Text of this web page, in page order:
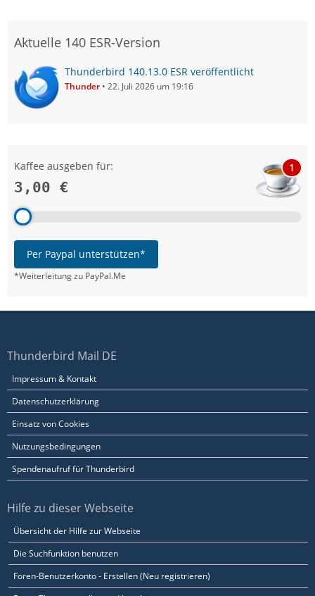
Aktuelle 140 ESR-Version
Thunderbird 140.13.0 ESR veröffentlicht
Thunder 22. Juli 2026 um 19:16
Kaffee ausgeben für:
3,00 €
1
Per Paypal unterstützen*
*Weiterleitung zu PayPal.Me
Thunderbird Mail DE
Impressum & Kontakt
Datenschutzerklärung
Einsatz von Cookies
Nutzungsbedingungen
Spendenaufruf für Thunderbird
Hilfe zu dieser Webseite
Übersicht der Hilfe zur Webseite
Die Suchfunktion benutzen
Foren-Benutzerkonto - Erstellen (Neu registrieren)